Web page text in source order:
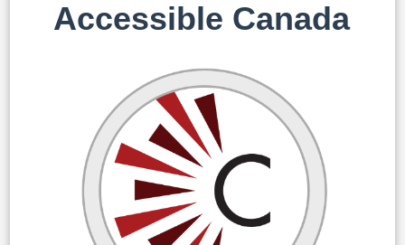
Accessible Canada